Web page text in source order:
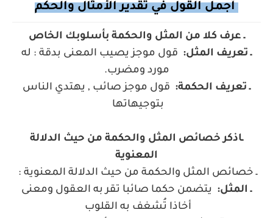
أجمل القول في تقدير الأمثال والحكم
ـ عرف كلا من المثل والحكمة بأسلوبك الخاص
ـ تعريف المثل: قول موجز يصيب المعنى بدقة : له
مورد ومضرب.
ـ تعريف الحكمة: قول موجز صائب , يهتدي الناس
بتوجيهاتها
ـاذكر خصائص المثل والحكمة من حيث الدلالة
المعنوية
ـ خصائص المثل والحكمة من حيث الدلالة المعنوية :
ـ المثل: يتضمن حكما صائبا تقر به العقول ومعنى
أخاذا تُشغف به القلوب